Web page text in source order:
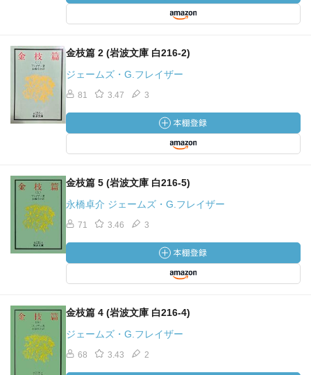
金枝篇 2 (岩波文庫 白216-2)
ジェームズ・G.フレイザー
81 3.47 3
金枝篇 5 (岩波文庫 白216-5)
永橋卓介 ジェームズ・G.フレイザー
71 3.46 3
金枝篇 4 (岩波文庫 白216-4)
ジェームズ・G.フレイザー
68 3.43 2